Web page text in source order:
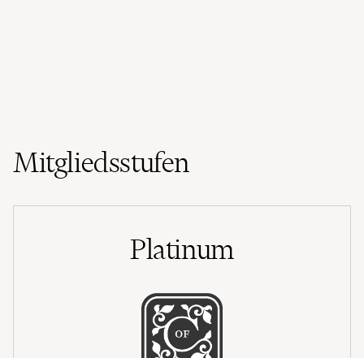
Mitgliedsstufen
Platinum